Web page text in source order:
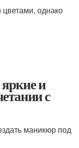
однако
и
с
маникюр под